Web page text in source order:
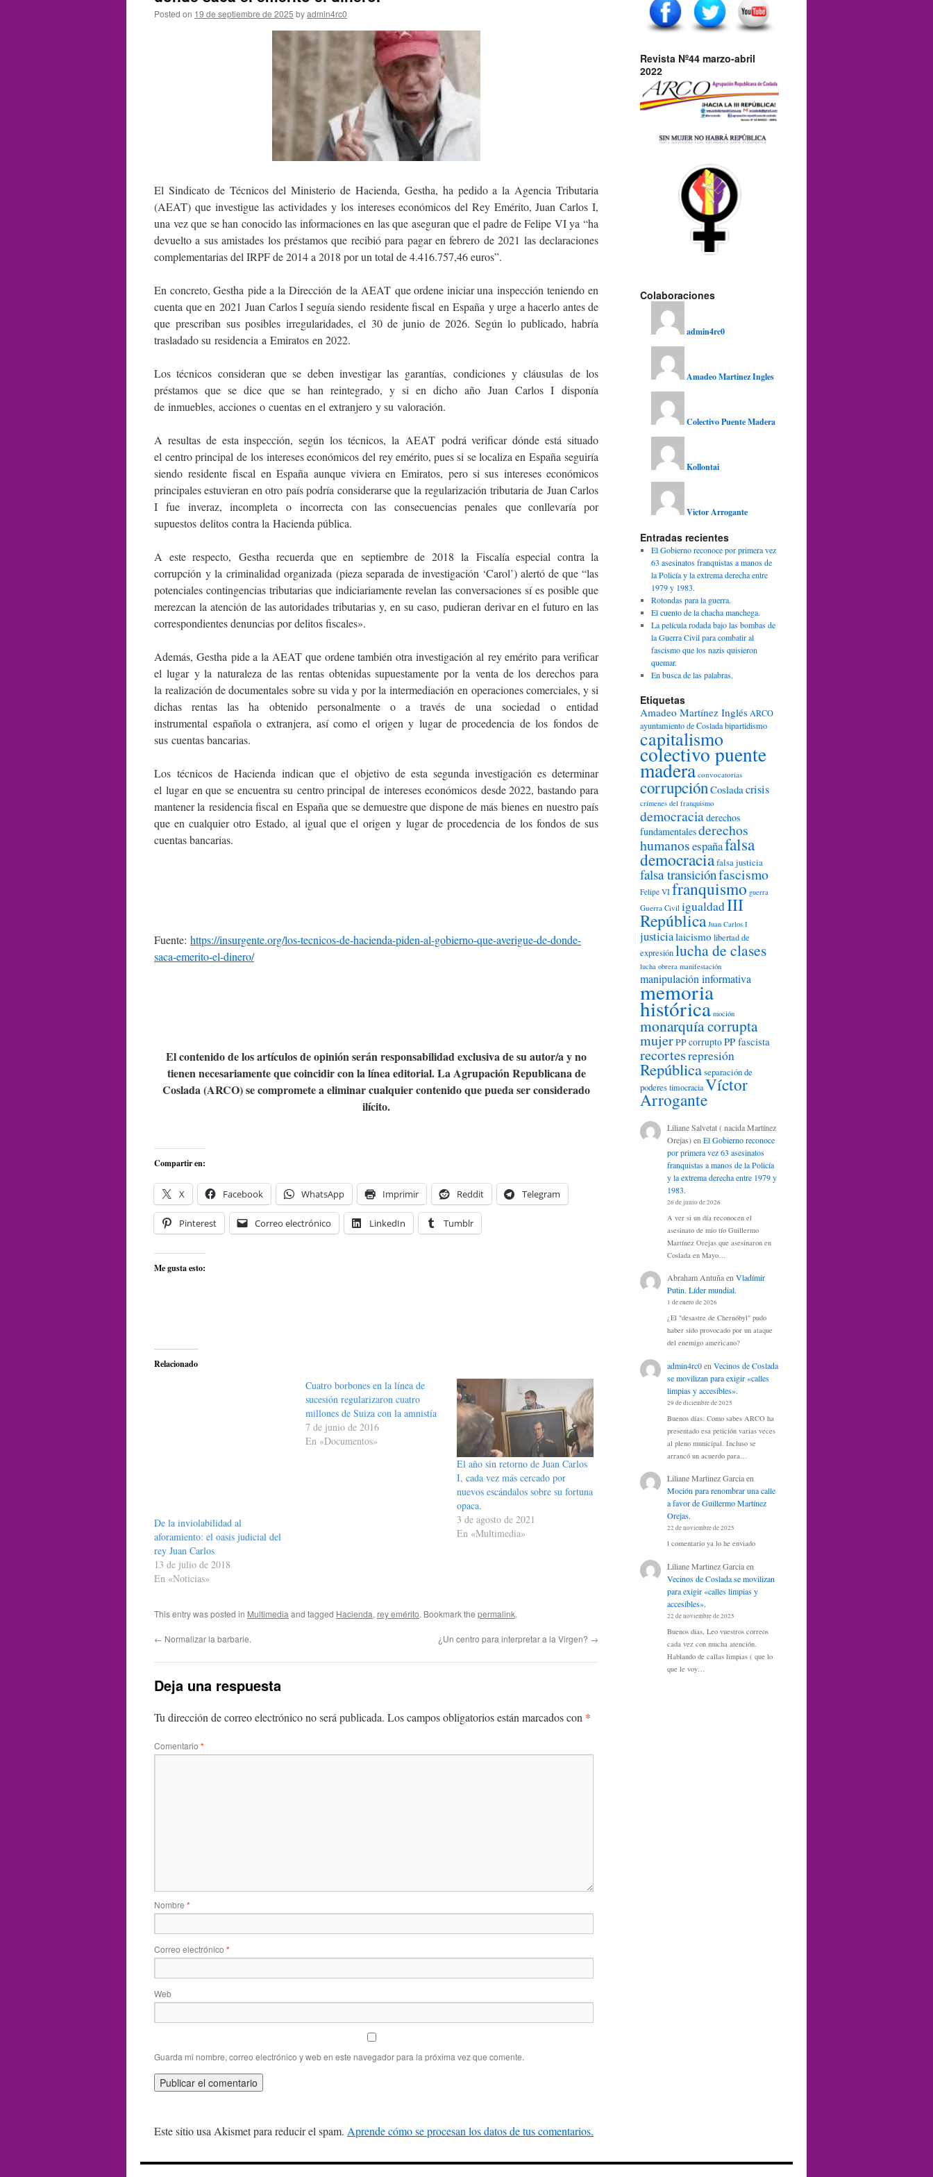
Posted on 19 de septiembre de 2025 byadmin4rc0
El Sindicato de Técnicos del Ministerio de Hacienda, Gestha, ha pedido a la Agencia Tributaria
(AEAT) que investigue las actividades y los intereses económicos del Rey Emérito, Juan Carlos I,
una vez que se han conocido las informaciones en las que aseguran que el padre de Felipe VI ya “ha
devuelto a sus amistades los préstamos que recibió para pagar en febrero de 2021 las declaraciones
complementarias del IRPF de 2014 a 2018 por un total de 4.416.757,46 euros”.
En concreto, Gestha pide a la Dirección de la AEAT que ordene iniciar una inspección teniendo en
cuenta que en 2021 Juan Carlos I seguía siendo residente fiscal en España y urge a hacerlo antes de
que prescriban sus posibles irregularidades, el 30 de junio de 2026. Según lo publicado, habría
trasladado su residencia a Emiratos en 2022.
Los técnicos consideran que se deben investigar las garantías, condiciones y cláusulas de los
préstamos que se dice que se han reintegrado, y si en dicho año Juan Carlos I disponía
de inmuebles, acciones o cuentas en el extranjero y su valoración.
A resultas de esta inspección, según los técnicos, la AEAT podrá verificar dónde está situado
el centro principal de los intereses económicos del rey emérito, pues si se localiza en España seguiría
siendo residente fiscal en España aunque viviera en Emiratos, pero si sus intereses económicos
principales estuvieran en otro país podría considerarse que la regularización tributaria de Juan Carlos
I fue inveraz, incompleta o incorrecta con las consecuencias penales que conllevaría por
supuestos delitos contra la Hacienda pública.
A este respecto, Gestha recuerda que en septiembre de 2018 la Fiscalía especial contra la
corrupción y la criminalidad organizada (pieza separada de investigación ‘Carol’) alertó de que “las
potenciales contingencias tributarias que indiciariamente revelan las conversaciones sí es posible que
merezcan la atención de las autoridades tributarias y, en su caso, pudieran derivar en el futuro en las
correspondientes denuncias por delitos fiscales».
Además, Gestha pide a la AEAT que ordene también otra investigación al rey emérito para verificar
el lugar y la naturaleza de las rentas obtenidas supuestamente por la venta de los derechos para
la realización de documentales sobre su vida y por la intermediación en operaciones comerciales, y si
dichas rentas las ha obtenido personalmente o a través de una sociedad o entidad
instrumental española o extranjera, así como el origen y lugar de procedencia de los fondos de
sus cuentas bancarias.
Los técnicos de Hacienda indican que el objetivo de esta segunda investigación es determinar
el lugar en que se encuentra su centro principal de intereses económicos desde 2022, bastando para
mantener la residencia fiscal en España que se demuestre que dispone de más bienes en nuestro país
que en cualquier otro Estado, al igual que el origen y lugar de procedencia de los fondos de sus
cuentas bancarias.
Fuente: https://insurgente.org/los-tecnicos-de-hacienda-piden-al-gobierno-que-averigue-de-donde-
saca-emerito-el-dinero/
El contenido de los artículos de opinión serán responsabilidad exclusiva de su autor/a y no
tienen necesariamente que coincidir con la línea editorial. La Agrupación Republicana de
Coslada (ARCO) se compromete a eliminar cualquier contenido que pueda ser considerado
ilícito.
Compartir en:
X Facebook WhatsApp Imprimir Reddit Telegram
Pinterest Correo electrónico LinkedIn Tumblr
Me gusta esto:
Relacionado
De la inviolabilidad al
aforamiento: el oasis judicial del
rey Juan Carlos
13 de julio de 2018
En «Noticias»
Cuatro borbones en la línea de
sucesión regularizaron cuatro
millones de Suiza con la amnistía
7 de junio de 2016
En «Documentos»
El año sin retorno de Juan Carlos
I, cada vez más cercado por
nuevos escándalos sobre su fortuna
opaca.
3 de agosto de 2021
En «Multimedia»
This entry was posted in Multimedia and tagged Hacienda, rey emérito. Bookmark the permalink.
← Normalizar la barbarie. ¿Un centro para interpretar a la Virgen? →
Deja una respuesta
Tu dirección de correo electrónico no será publicada. Los campos obligatorios están marcados con *
Comentario *
Nombre *
Correo electrónico *
Web
Guarda mi nombre, correo electrónico y web en este navegador para la próxima vez que comente.
Este sitio usa Akismet para reducir el spam. Aprende cómo se procesan los datos de tus comentarios.
Revista Nº44 marzo-abril
2022
Colaboraciones
admin4rc0
Amadeo Martinez Ingles
Colectivo Puente Madera
Kollontai
Victor Arrogante
Entradas recientes
El Gobierno reconoce por primera vez
63 asesinatos franquistas a manos de
la Policía y la extrema derecha entre
1979 y 1983.
Rotondas para la guerra.
El cuento de la chacha manchega.
La película rodada bajo las bombas de
la Guerra Civil para combatir al
fascismo que los nazis quisieron
quemar.
En busca de las palabras.
Etiquetas
Amadeo Martínez Inglés ARCO
ayuntamiento de Cosladabipartidismo
capitalismo
colectivo puente
madera convocatorias
corrupciónCosladacrisis
crímenes del franquismo
democraciaderechos
fundamentalesderechos
humanosespañafalsa
democraciafalsa justicia
falsa transiciónfascismo
Felipe VI franquismo guerra
Guerra Civil igualdadIII
República Juan Carlos I
justicialaicismo libertad de
expresiónlucha de clases
lucha obrera manifestación
manipulación informativa
memoria
histórica moción
monarquía corrupta
mujerPP corruptoPP fascista
recortesrepresión
Repúblicaseparación de
poderestimocraciaVíctor
Arrogante
Liliane Salvetat ( nacida Martínez
Orejas)en El Gobierno reconoce
por primera vez 63 asesinatos
franquistas a manos de la Policía
y la extrema derecha entre 1979 y
1983.
26 de junio de 2026
A ver si un día reconocen el
asesinato de mio tío Guillermo
Martínez Orejas que asesinaron en
Coslada en Mayo…
Abraham AntuñaenVladímir
Putin. Líder mundial.
1 de enero de 2026
¿El "desastre de Chernóbyl" pudo
haber sido provocado por un ataque
del enemigo americano?
admin4rc0en Vecinos de Coslada
se movilizan para exigir «calles
limpias y accesibles».
29 de diciembre de 2025
Buenos días. Como sabes ARCO ha
presentado esa petición varias veces
al pleno municipal. Incluso se
arrancó un acuerdo para…
Liliane Martinez Garciaen
Moción para renombrar una calle
a favor de Guillermo Martínez
Orejas.
22 de noviembre de 2025
l comentario ya lo he enviado
Liliane Martinez Garciaen
Vecinos de Coslada se movilizan
para exigir «calles limpias y
accesibles».
22 de noviembre de 2025
Buenos dias, Leo vuestros correos
cada vez con mucha atención.
Hablando de callas limpias ( que lo
que le voy…